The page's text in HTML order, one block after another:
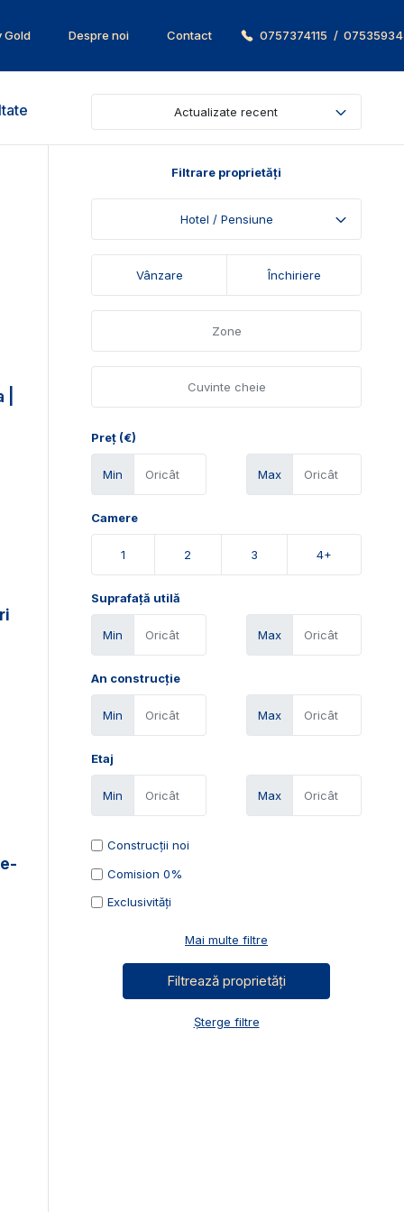
Gold Despre noi Contact 0757374115 /
Actualizate recent
Filtrare proprietăți
Hotel / Pensiune
Vânzare Închiriere
Preț (€)
Min Max
Camere
1 2 3 4+
Suprafață utilă
Min Max
An construcție
Min Max
Etaj
Min Max
Construcții noi
Comision 0%
Exclusivități
Mai multe filtre
Șterge filtre